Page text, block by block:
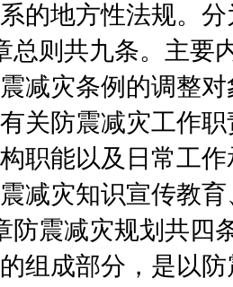
的地方性法规。 分
总则 共九条。主要
减灾条例的调整
关防震减灾工作
职能以及日常工
减灾知识宣传教
防震减灾规划共四
的组成部分 ，是以